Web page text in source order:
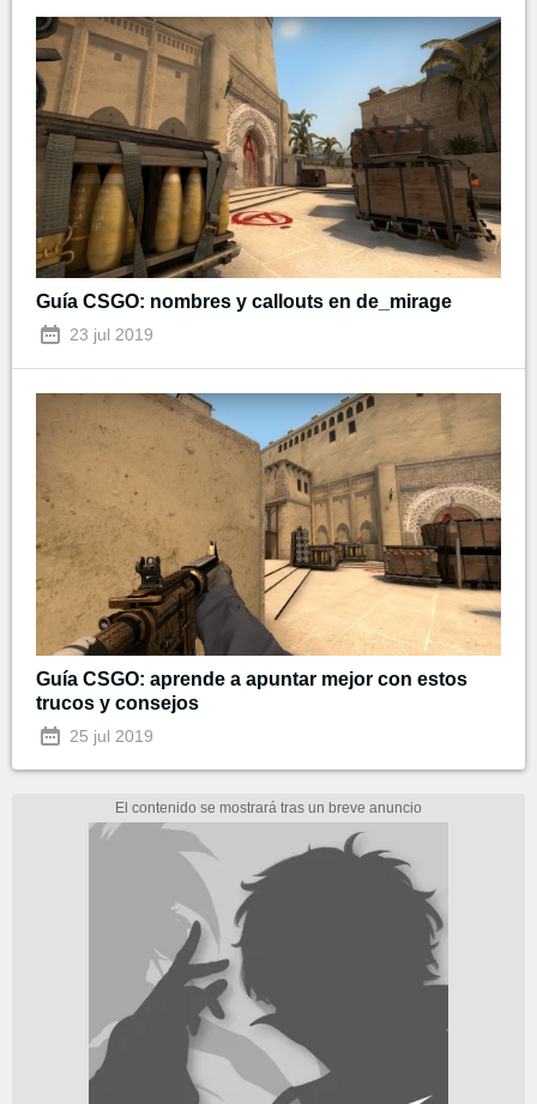
Guía CSGO: nombres y callouts en de_mirage
23 jul 2019
Guía CSGO: aprende a apuntar mejor con estos
trucos y consejos
25 jul 2019